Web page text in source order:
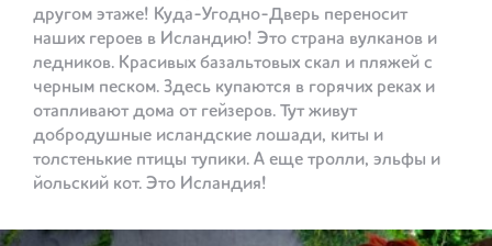
другом этаже! Куда-Угодно-Дверь переносит
наших героев в Исландию! Это страна вулканов и
ледников. Красивых базальтовых скал и пляжей с
черным песком. Здесь купаются в горячих реках и
отапливают дома от гейзеров. Тут живут
добродушные исландские лошади, киты и
толстенькие птицы тупики. А еще тролли, эльфы и
йольский кот. Это Исландия!